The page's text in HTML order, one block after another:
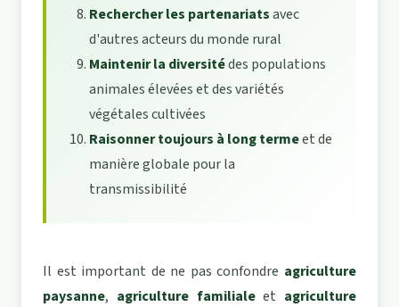
Rechercher les partenariatsavec
d'autres acteurs du monde rural
Maintenir la diversitédes populations
animales élevées et des variétés
végétales cultivées
Raisonner toujours à long termeet de
manière globale pour la
transmissibilité
Il est important de ne pas confondre agriculture
paysanne, agriculture familialeet agriculture